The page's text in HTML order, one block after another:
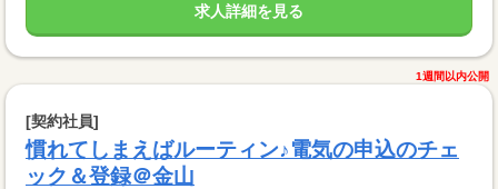
求人詳細を見る
1週間以内公開
[契約社員]
慣れてしまえばルーティン♪電気の申込のチェ
ック＆登録＠金山